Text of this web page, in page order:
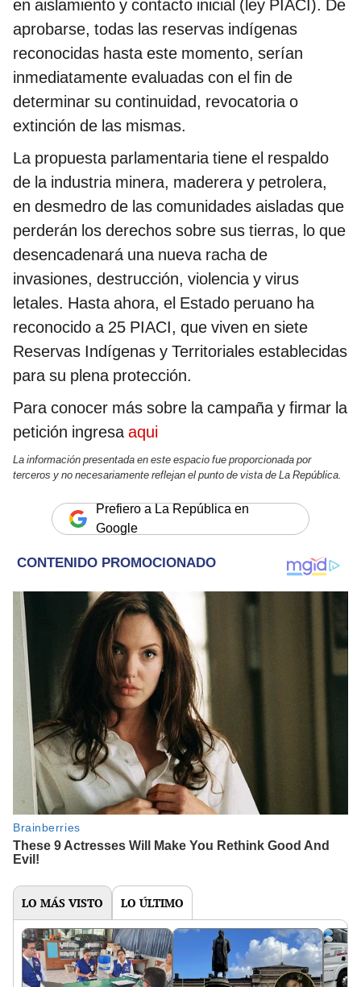
en aislamiento y contacto inicial (ley PIACI). De
aprobarse, todas las reservas indígenas
reconocidas hasta este momento, serían
inmediatamente evaluadas con el fin de
determinar su continuidad, revocatoria o
extinción de las mismas.
La propuesta parlamentaria tiene el respaldo
de la industria minera, maderera y petrolera,
en desmedro de las comunidades aisladas que
perderán los derechos sobre sus tierras, lo que
desencadenará una nueva racha de
invasiones, destrucción, violencia y virus
letales. Hasta ahora, el Estado peruano ha
reconocido a 25 PIACI, que viven en siete
Reservas Indígenas y Territoriales establecidas
para su plena protección.
Para conocer más sobre la campaña y firmar la
petición ingresaaqui
La información presentada en este espacio fue proporcionada por
terceros y no necesariamente reflejan el punto de vista de La República.
Prefiero a La República en
Google
LO MÁS VISTO LO ÚLTIMO